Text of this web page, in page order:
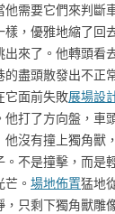
需要它們來判斷
，優雅地縮了回
來了。他轉頭看
盡頭散發出不正
它面前失敗展場設
打了方向盤，車
沒有撞上獨角獸
不是撞擊，而是
。 場地佈置猛地
只剩下獨角獸雕